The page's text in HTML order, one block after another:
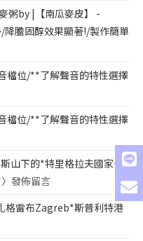
粥by |【南瓜麥皮】 -
降膽固醇效果顯著!/製作簡單
檔位/**了解聲音的特性選擇
檔位/**了解聲音的特性選擇
山下的*特里格拉夫國家公
〉發佈留言
格雷布Zagreb*斯普利特港